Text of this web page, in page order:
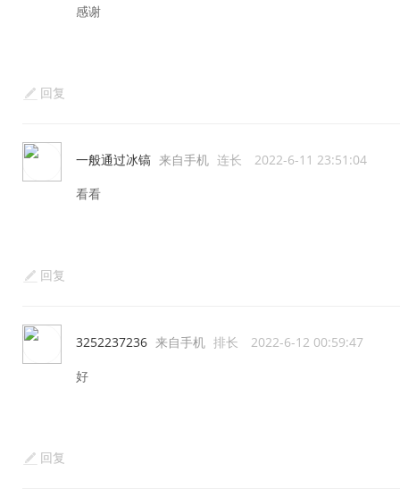
感谢
回复
一般通过冰镐 来自手机 连长 2022-6-11 23:51:04
看看
回复
3252237236 来自手机 排长 2022-6-12 00:59:47
好
回复